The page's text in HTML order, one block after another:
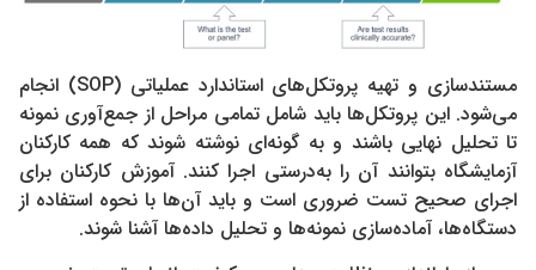
مستندسازی و تهیه پروتکل‌های استاندارد عملیاتی (SOP) انجام
می‌شود. این پروتکل‌ها باید شامل تمامی مراحل از جمع‌آوری نمونه
تا تحلیل نهایی باشند و به گونه‌ای نوشته شوند که همه کارکنان
آزمایشگاه بتوانند آن را به‌درستی اجرا کنند. آموزش کارکنان برای
اجرای صحیح تست ضروری است و باید آن‌ها با نحوه استفاده از
دستگاه‌ها، آماده‌سازی نمونه‌ها و تحلیل داده‌ها آشنا شوند.